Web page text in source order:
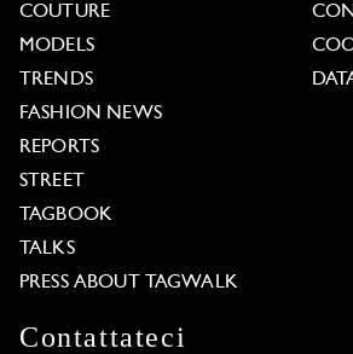
COUTURE
MODELS
TRENDS
FASHION NEWS
REPORTS
STREET
TAGBOOK
TALKS
PRESS ABOUT TAGWALK
Contattateci